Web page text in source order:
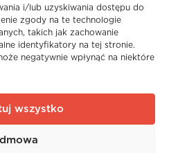
i/lub uzyskiwania dostępu do
zgody na te technologie
takich jak zachowanie
identyfikatory na tej stronie.
negatywnie wpłynąć na niektóre
wszystkoAvalanche
Lokalna wiedza